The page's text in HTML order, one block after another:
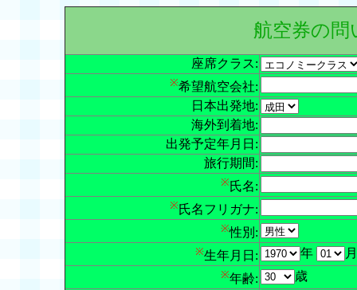
航空券の
座席クラス:
※希望航空会社:
日本出発地:
海外到着地:
出発予定年月日:
旅行期間:
※氏名:
※氏名フリガナ:
※性別:
※生年月日: 年
※年齢:
歳